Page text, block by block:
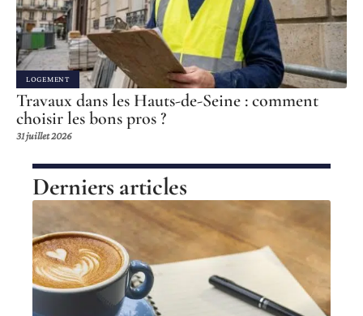
LOGEMENT
Travaux dans les Hauts-de-Seine : comment
choisir les bons pros ?
31 juillet 2026
Derniers articles